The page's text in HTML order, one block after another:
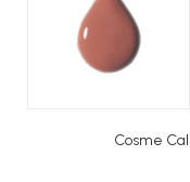
Cosme